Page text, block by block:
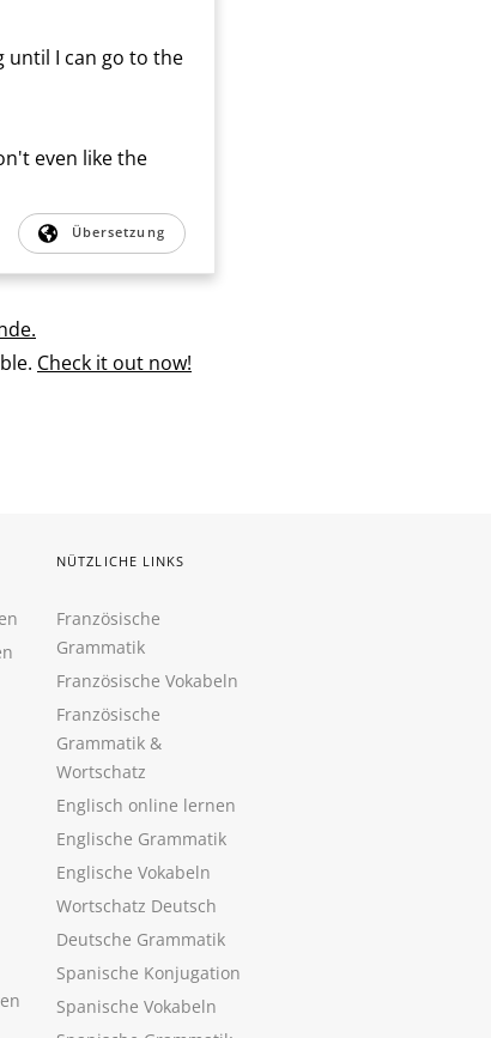
until I can go to the
even like the
Übersetzung
Check it out now!
NÜTZLICHE LINKS
Französische
Grammatik
Französische Vokabeln
Französische
Grammatik &
Wortschatz
Englisch online lernen
Englische Grammatik
Englische Vokabeln
Wortschatz Deutsch
Deutsche Grammatik
Spanische Konjugation
Spanische Vokabeln